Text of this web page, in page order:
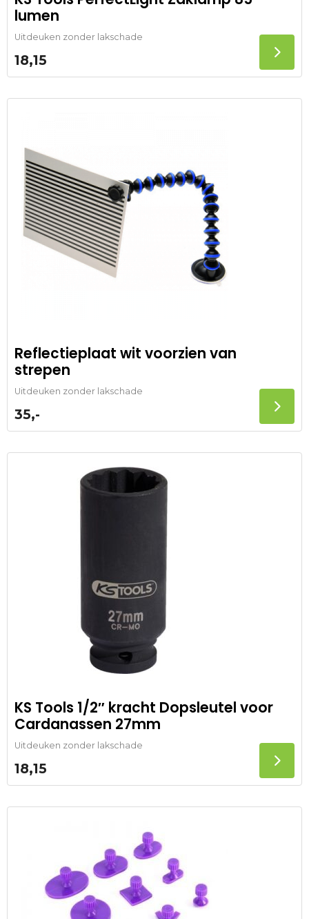
lumen
Uitdeuken zonder lakschade
18,15
Reflectieplaat wit voorzien van
strepen
Uitdeuken zonder lakschade
35,-
KS Tools 1/2″ kracht Dopsleutel voor
Cardanassen 27mm
Uitdeuken zonder lakschade
18,15